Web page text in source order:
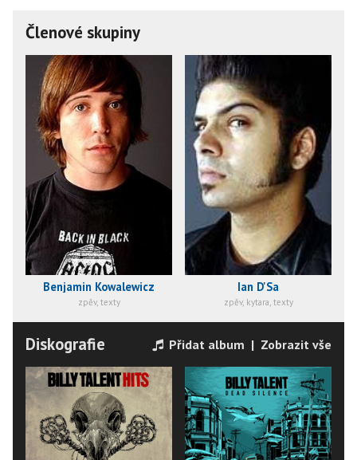
Členové skupiny
Benjamin Kowalewicz
zpěv, texty
Ian D'Sa
zpěv, kytara, texty
Diskografie Přidat album | Zobrazit vše